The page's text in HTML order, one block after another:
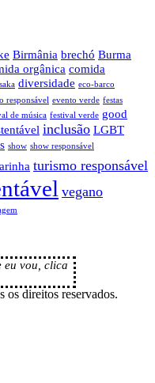
Birmânia brechó Burma
orgânica comida
diversidade eco-barco
responsável evento verde festas
de música festival verde good
inclusão LGBT
show show responsável
turismo responsável
vegano
eu vou, clica
direitos reservados.